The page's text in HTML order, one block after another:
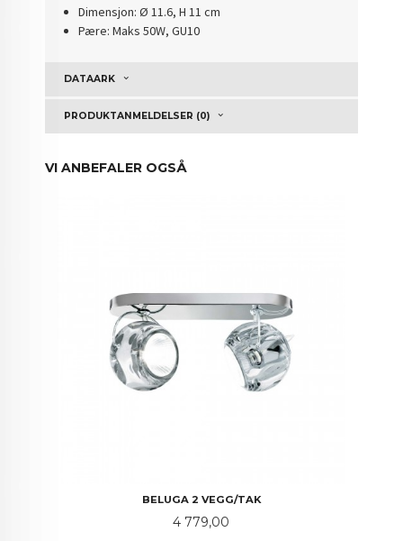
Dimensjon: Ø 11.6, H 11 cm
Pære: Maks 50W, GU10
DATAARK
PRODUKTANMELDELSER (0)
VI ANBEFALER OGSÅ
BELUGA 2 VEGG/TAK
Pris
4 779,00